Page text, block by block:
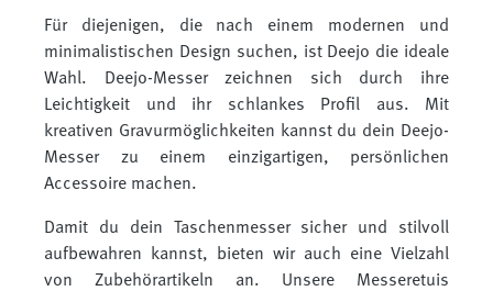
Für diejenigen, die nach einem modernen und
minimalistischen Design suchen, ist Deejo die ideale
Wahl. Deejo-Messer zeichnen sich durch ihre
Leichtigkeit und ihr schlankes Profil aus. Mit
kreativen Gravurmöglichkeiten kannst du dein Deejo-
Messer zu einem einzigartigen, persönlichen
Accessoire machen.
Damit du dein Taschenmesser sicher und stilvoll
aufbewahren kannst, bieten wir auch eine Vielzahl
von Zubehörartikeln an. Unsere Messeretuis